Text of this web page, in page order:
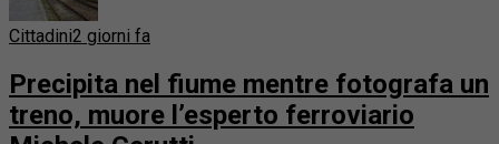
Cittadini2 giorni fa
Precipita nel fiume mentre fotografa un
treno, muore l’esperto ferroviario